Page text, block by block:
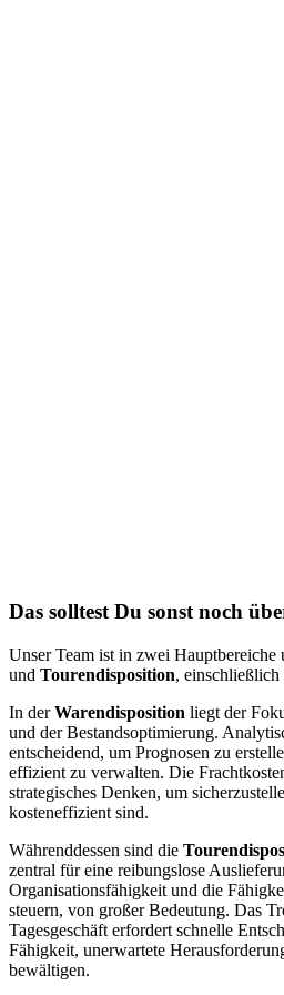
Das solltest Du sonst noch
Unser Team ist in zwei Hauptbereiche
und Tourendisposition,
In derWarendisposition liegt der
und der Bestandsoptimierung.
entscheidend, um Prognosen zu
effizient zu verwalten. Die
strategisches Denken, um
kosteneffizient sind.
Währenddessen sind die
zentral für eine reibungslose
Organisationsfähigkeit und die
steuern, von großer Bedeutung. Das
Tagesgeschäft erfordert schnelle
Fähigkeit, unerwartete
bewältigen.